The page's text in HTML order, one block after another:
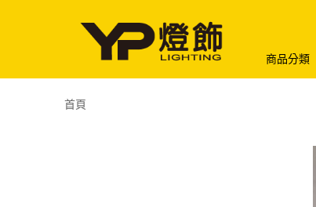
商品分類
首頁